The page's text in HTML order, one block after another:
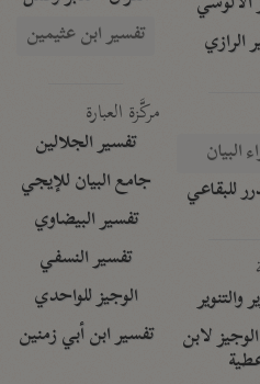
الرازي
البيان
للبقاعي
والتنوير
لابن
تفسير ابن عثيمين
مركَّزة العبارة
تفسير الجلالين
جامع البيان للإيجي
تفسير البيضاوي
تفسير النسفي
الوجيز للواحدي
تفسير ابن أبي زمنين